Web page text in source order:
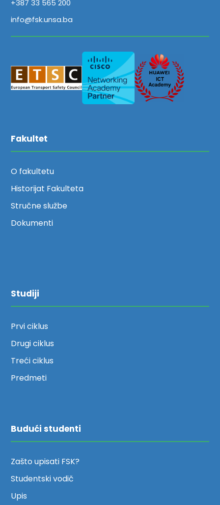
+387 33 565 200
info@fsk.unsa.ba
Fakultet
O fakultetu
Historijat Fakulteta
Stručne službe
Dokumenti
Studiji
Prvi ciklus
Drugi ciklus
Treći ciklus
Predmeti
Budući studenti
Zašto upisati FSK?
Studentski vodič
Upis